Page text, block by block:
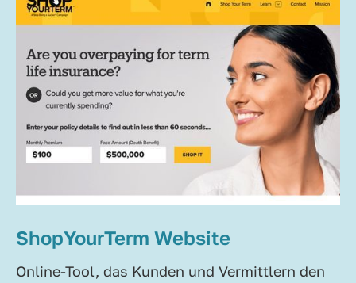
ShopYourTerm Website
Online-Tool, das Kunden und Vermittlern den